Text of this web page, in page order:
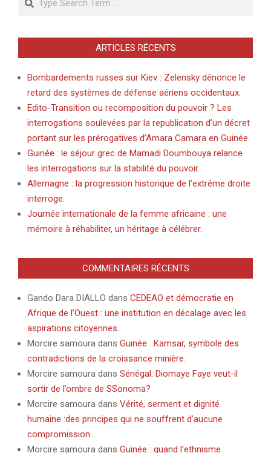
ARTICLES RÉCENTS
Bombardements russes sur Kiev : Zelensky dénonce le
retard des systèmes de défense aériens occidentaux.
Edito-Transition ou recomposition du pouvoir ? Les
interrogations soulevées par la republication d’un décret
portant sur les prérogatives d’Amara Camara en Guinée.
Guinée : le séjour grec de Mamadi Doumbouya relance
les interrogations sur la stabilité du pouvoir.
Allemagne : la progression historique de l’extrême droite
interroge.
Journée internationale de la femme africaine : une
mémoire à réhabiliter, un héritage à célébrer.
COMMENTAIRES RÉCENTS
Gando Dara DIALLO dans CEDEAO et démocratie en
Afrique de l’Ouest : une institution en décalage avec les
aspirations citoyennes.
Morcire samoura dans Guinée : Kamsar, symbole des
contradictions de la croissance minière.
Morcire samoura dans Sénégal: Diomaye Faye veut-il
sortir de l’ombre de SSonoma?
Morcire samoura dans Vérité, serment et dignité
humaine :des principes qui ne souffrent d’aucune
compromission.
Morcire samoura dans Guinée : quand l’ethnisme